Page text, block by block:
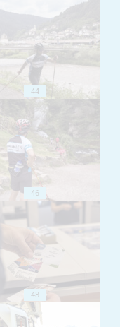
44
46
48